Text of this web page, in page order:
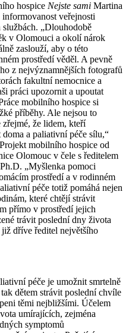
hospice Nejste sami Martina
informovanost veřejnosti
„Dlouhodobě
v Olomouci a okolí nárok
zaslouží, aby o této
prostředí věděl. A pevně
z nejvýznamnějších fotografů
fakultní nemocnice a
práci upozornit a upoutat
mobilního hospice si
příběhy. Ale nejsou to
zřejmé, že lidem, kteří
a paliativní péče sílu,“
mobilního hospice od
Olomouc v čele s ředitelem
„Myšlenka pomoci
prostředí a v rodinném
péče totiž pomáhá nejen
které chtějí strávit
přímo v prostředí jejich
trávit poslední dny života
dříve ředitel největšího
péče je umožnit smrtelně
dětem strávit poslední chvíle
těmi nejbližšími. Účelem
umírajících, zejména
symptomů